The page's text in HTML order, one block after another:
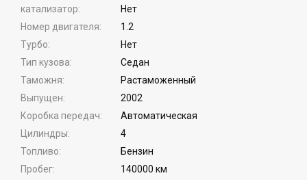
катализатор
Нет
Номер двигателя
1.2
Турбо
Нет
Тип кузова
Cедан
Таможня
Растаможенный
Выпущен
2002
Коробка передач
Автоматическая
Цилиндры
4
Топливо
Бензин
Пробег
140000 км